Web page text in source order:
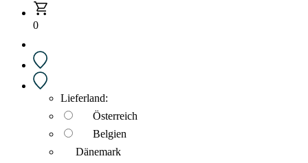
0
Lieferland:
Österreich
Belgien
Dänemark